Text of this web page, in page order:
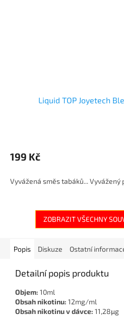
Liquid TOP Joyetech
199 Kč
Vyvážená směs tabáků... Vyvážený
ZOBRAZIT VŠECHNY
Popis Diskuze Ostatní
Detailní popis produktu
Objem: 10ml
Obsah nikotinu: 12mg/ml
Obsah nikotinu v dávce: 11,28μg